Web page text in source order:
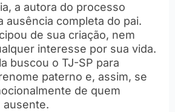
a autora do processo
ausência completa do pai.
de sua criação, nem
interesse por sua vida.
buscou o TJ-SP para
paterno e, assim, se
de quem
ausente.